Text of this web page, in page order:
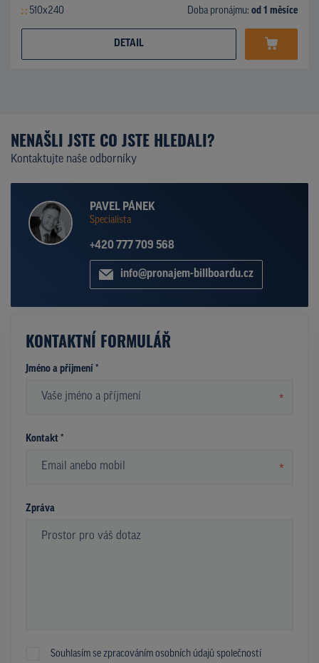
510x240 Doba pronájmu: od 1 měsíce
DETAIL
NENAŠLI JSTE CO JSTE HLEDALI?
Kontaktujte naše odborníky
PAVEL PÁNEK
Specialista
+420 777 709 568
info@pronajem-billboardu.cz
KONTAKTNÍ FORMULÁŘ
Jméno a příjmení *
*
Kontakt *
*
Zpráva
Souhlasím se zpracováním osobních údajů společností